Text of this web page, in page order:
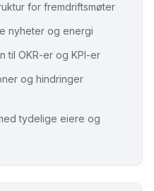
for fremdriftsmøter
nyheter og energi
til OKR-er og KPI-er
og hindringer
tydelige eiere og